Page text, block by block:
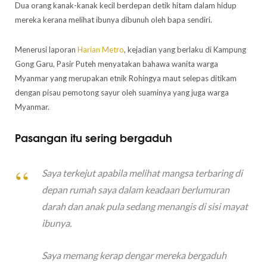
Dua orang kanak-kanak kecil berdepan detik hitam dalam hidup
mereka kerana melihat ibunya dibunuh oleh bapa sendiri.
Menerusi laporan Harian Metro, kejadian yang berlaku di Kampung
Gong Garu, Pasir Puteh menyatakan bahawa wanita warga
Myanmar yang merupakan etnik Rohingya maut selepas ditikam
dengan pisau pemotong sayur oleh suaminya yang juga warga
Myanmar.
Pasangan itu sering bergaduh
Saya terkejut apabila melihat mangsa terbaring di
depan rumah saya dalam keadaan berlumuran
darah dan anak pula sedang menangis di sisi mayat
ibunya.
Saya memang kerap dengar mereka bergaduh